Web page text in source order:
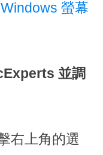
Windows 螢幕
並調
右上角的選